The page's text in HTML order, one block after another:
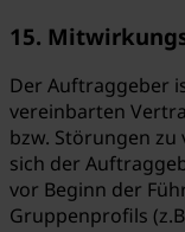
15.
Der Auftraggeber
vereinbarten
bzw. Störungen
sich der
vor Beginn der
Gruppenprofils